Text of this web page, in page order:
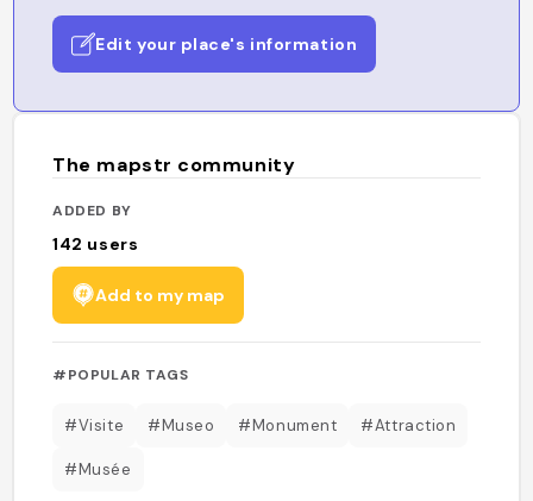
Edit your place's information
The mapstr community
ADDED BY
142 users
Add to my map
#POPULAR TAGS
#Visite #Museo #Monument #Attraction
#Musée